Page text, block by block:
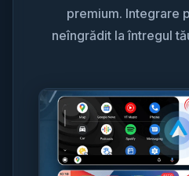
premium. Integrare
neîngrădit la întregul